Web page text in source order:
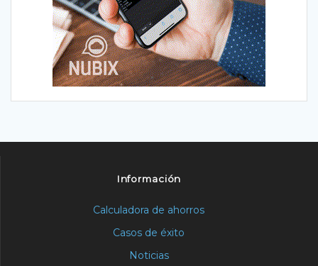
Información
Calculadora de ahorros
Casos de éxito
Noticias